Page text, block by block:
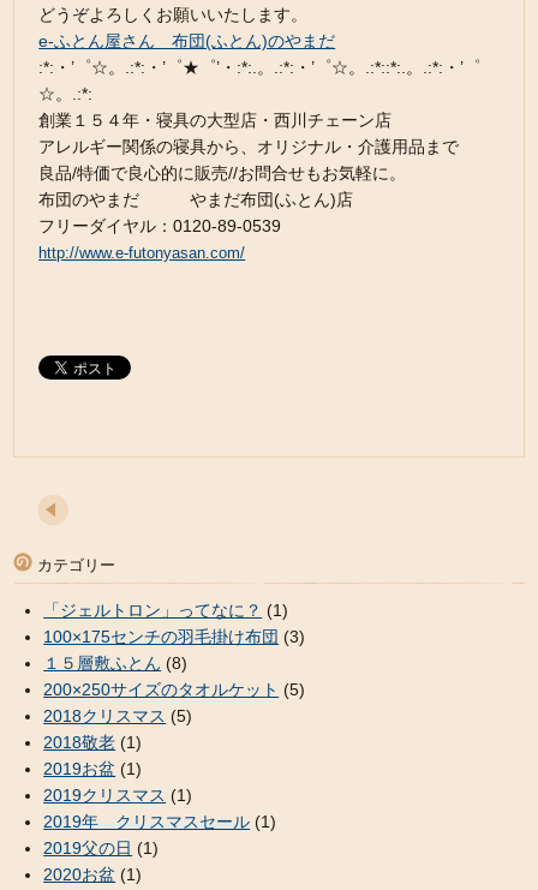
どうぞよろしくお願いいたします。
e-ふとん屋さん 布団(ふとん)のやまだ
:*:・’゜☆。.:*:・’゜★゜’・:*:.。.:*:・’゜☆。.:*::*:.。.:*:・’゜
☆。.:*:
創業１５４年・寝具の大型店・西川チェーン店
アレルギー関係の寝具から、オリジナル・介護用品まで
良品/特価で良心的に販売//お問合せもお気軽に。
布団のやまだ やまだ布団(ふとん)店
フリーダイヤル：0120-89-0539
http://www.e-futonyasan.com/
カテゴリー
「ジェルトロン」ってなに？ (1)
100×175センチの羽毛掛け布団 (3)
１５層敷ふとん (8)
200×250サイズのタオルケット (5)
2018クリスマス (5)
2018敬老 (1)
2019お盆 (1)
2019クリスマス (1)
2019年 クリスマスセール (1)
2019父の日 (1)
2020お盆 (1)